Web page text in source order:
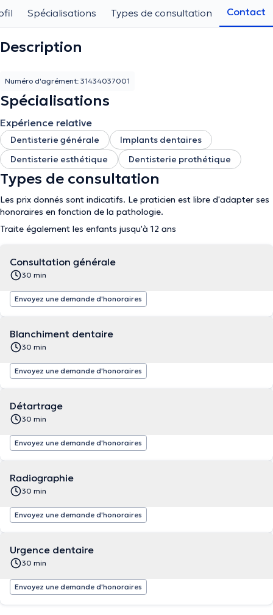
Spécialisations Types de consultation Contact
Description
Numéro d'agrément: 31434037001
Spécialisations
Expérience relative
Dentisterie générale
Implants dentaires
Dentisterie esthétique
Dentisterie prothétique
Types de consultation
Les prix donnés sont indicatifs. Le praticien est libre d'adapter ses
honoraires en fonction de la pathologie.
Traite également les enfants jusqu'à 12 ans
Consultation générale
30 min
Envoyez une demande d'honoraires
Blanchiment dentaire
30 min
Envoyez une demande d'honoraires
Détartrage
30 min
Envoyez une demande d'honoraires
Radiographie
30 min
Envoyez une demande d'honoraires
Urgence dentaire
30 min
Envoyez une demande d'honoraires